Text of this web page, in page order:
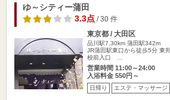
ゆ～シティー蒲田
3.3点/ 30 件
東京都 / 大田区
品川駅7.30km 蒲田駅342m
JR蒲田駅東口から徒歩5分 東
校前入口 …
営業時間 11:00～24:00
入浴料金 550円～
日帰り エステ・マッサージ